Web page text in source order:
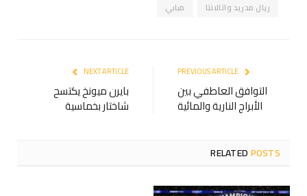
ريال مدريد واتالانتا
مبابي
التوافق العاطفي بين
الأبراج النارية والمائية
NEXT ARTICLE
بايرن ميونخ يكتسح
شاختار بخماسية
RELATEDPOSTS